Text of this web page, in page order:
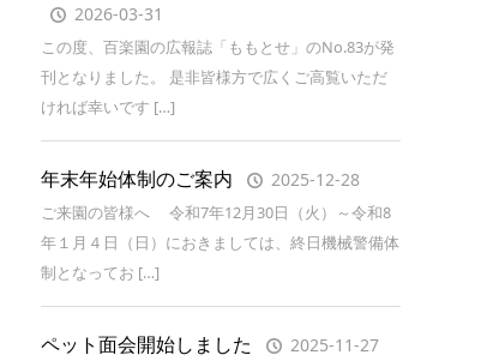
2026-03-31
この度、百楽園の広報誌「ももとせ」のNo.83が発
刊となりました。 是非皆様方で広くご高覧いただ
ければ幸いです […]
年末年始体制のご案内 2025-12-28
ご来園の皆様へ 令和7年12月30日（火）～令和8
年１月４日（日）におきましては、終日機械警備体
制となってお […]
ペット面会開始しました 2025-11-27